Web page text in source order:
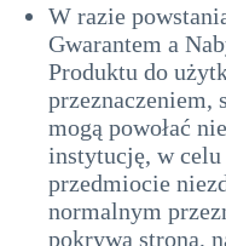
W razie
Gwarantem a
Produktu do
przeznaczeniem,
mogą powołać
instytucję, w
przedmiocie
normalnym
pokrywa strona,